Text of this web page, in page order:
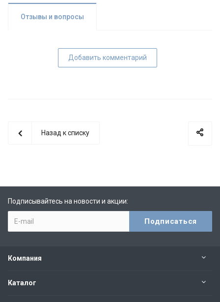
Отзывы и вопросы
Добавить комментарий
Назад к списку
Подписывайтесь на новости и акции:
Компания
Каталог